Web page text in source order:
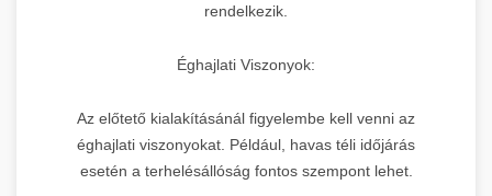
rendelkezik.
Éghajlati Viszonyok:
Az előtető kialakításánál figyelembe kell venni az
éghajlati viszonyokat. Például, havas téli időjárás
esetén a terhelésállóság fontos szempont lehet.